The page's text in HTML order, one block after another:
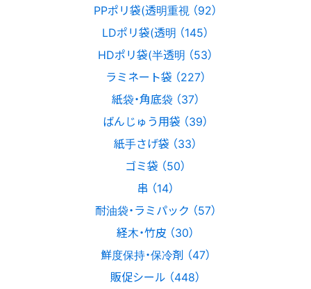
PPポリ袋(透明重視 （92）
LDポリ袋(透明 （145）
HDポリ袋(半透明 （53）
ラミネート袋 （227）
紙袋・角底袋 （37）
ばんじゅう用袋 （39）
紙手さげ袋 （33）
ゴミ袋 （50）
串 （14）
耐油袋・ラミパック （57）
経木・竹皮 （30）
鮮度保持・保冷剤 （47）
販促シール （448）